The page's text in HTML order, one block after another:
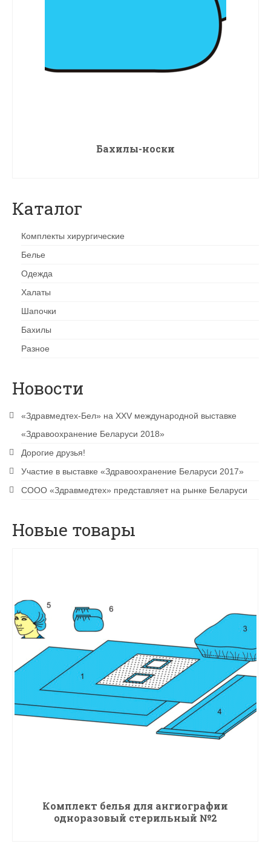
Бахилы-носки
Каталог
Комплекты хирургические
Белье
Одежда
Халаты
Шапочки
Бахилы
Разное
Новости
«Здравмедтех-Бел» на XXV международной выставке
«Здравоохранение Беларуси 2018»
Дорогие друзья!
Участие в выставке «Здравоохранение Беларуси 2017»
CООО «Здравмедтех» представляет на рынке Беларуси
Новые товары
Комплект белья для ангиографии
одноразовый стерильный №2